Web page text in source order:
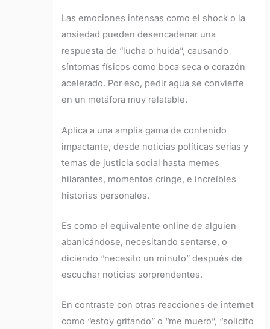
Las emociones intensas como el shock o la
ansiedad pueden desencadenar una
respuesta de “lucha o huida”, causando
síntomas físicos como boca seca o corazón
acelerado. Por eso, pedir agua se convierte
en un metáfora muy relatable.
Aplica a una amplia gama de contenido
impactante, desde noticias políticas serias y
temas de justicia social hasta memes
hilarantes, momentos cringe, e increíbles
historias personales.
Es como el equivalente online de alguien
abanicándose, necesitando sentarse, o
diciendo “necesito un minuto” después de
escuchar noticias sorprendentes.
En contraste con otras reacciones de internet
como “estoy gritando” o “me muero”, “solicito